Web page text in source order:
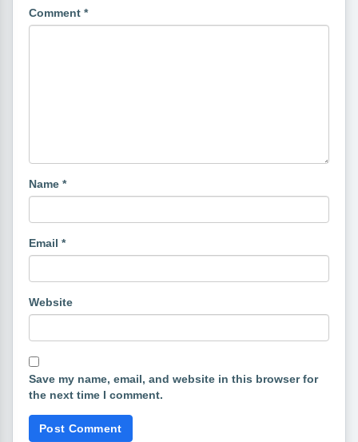
Comment *
Name *
Email *
Website
Save my name, email, and website in this browser for
the next time I comment.